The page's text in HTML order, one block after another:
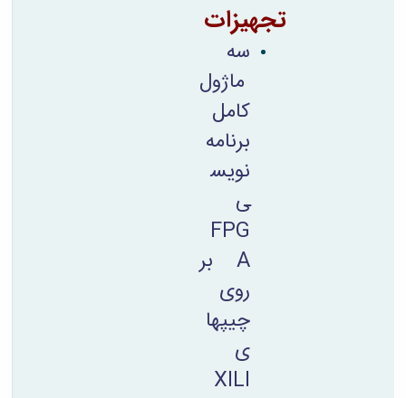
تجهیزات
سه
ماژول
کامل
برنامه
نویس
ی
FPG
A بر
روی
چیپها
ی
XILI